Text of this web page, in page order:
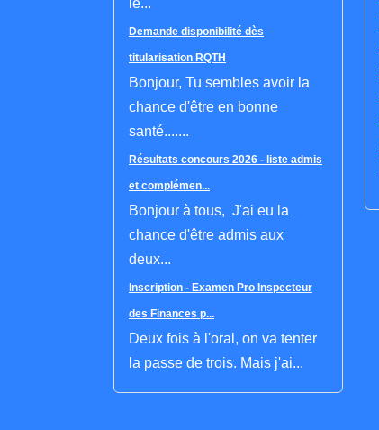
le...
Demande disponibilité dès
titularisation RQTH
Bonjour, Tu sembles avoir la
chance d'être en bonne
santé.......
Résultats concours 2026 - liste admis
et complémen...
Bonjour à tous, J'ai eu la
chance d'être admis aux
deux...
Inscription - Examen Pro Inspecteur
des Finances p...
Deux fois à l'oral, on va tenter
la passe de trois. Mais j'ai...